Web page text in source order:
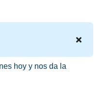
hoy y nos da la